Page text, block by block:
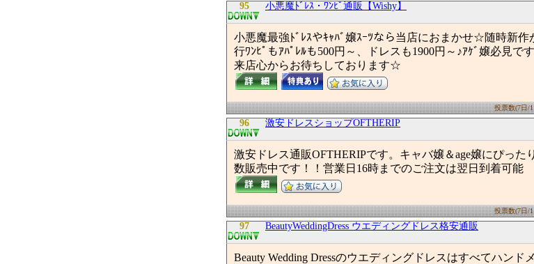
95 小悪魔ﾄﾞﾚｽ・ﾜﾝﾋﾟ通販【Wishy】
小悪魔最強ﾄﾞﾚｽやｷｬﾊﾞ嬢ｽｰﾂなら当店におまかせ☆随時新
行ﾜﾝﾋﾟもｱﾊﾟﾚﾙも500円～、ドレスも1900円～♪ｱｹﾞ嬢必見
来店心からお待ちしております☆
投票数(7日/
96 激安ドレスショップOFTHERIP
激安ドレス通販OFTHERIPです。キャバ嬢＆age嬢にぴった
数販売中です！！営業日16時までのご注文は翌日到着可能
投票数(7日/
97 BeautyWeddingDress ウエディングドレス格安通販
Beauty Wedding Dressのウエディングドレスはすべてハン